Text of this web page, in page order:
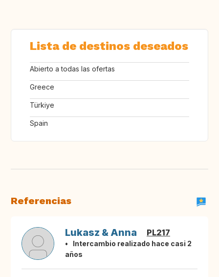
Lista de destinos deseados
Abierto a todas las ofertas
Greece
Türkiye
Spain
Referencias
Lukasz & Anna PL217
Intercambio realizado hace casi 2
años